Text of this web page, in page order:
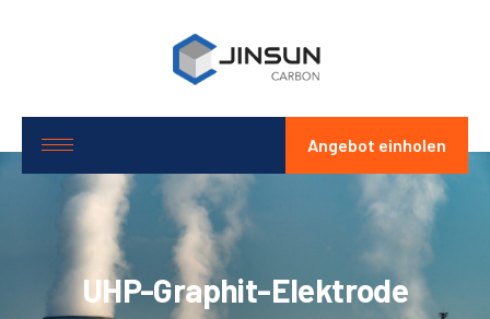
Angebot einholen
UHP-Graphit-Elektrode